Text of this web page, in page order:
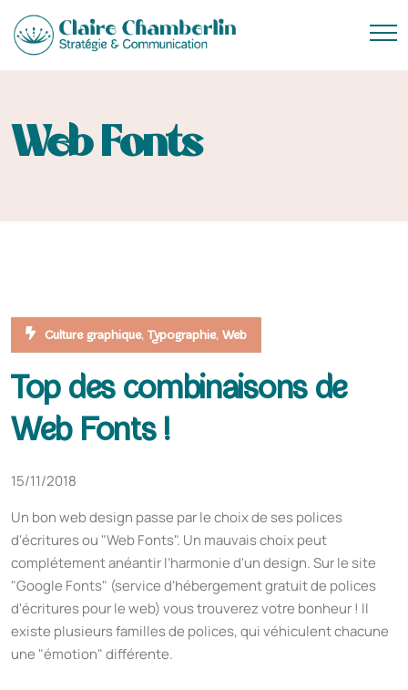
Web Fonts
Culture graphique, Typographie, Web
Top des combinaisons de
Web Fonts !
15/11/2018
Un bon web design passe par le choix de ses polices
d'écritures ou "Web Fonts". Un mauvais choix peut
complétement anéantir l’harmonie d'un design. Sur le site
"Google Fonts" (service d'hébergement gratuit de polices
d'écritures pour le web) vous trouverez votre bonheur ! Il
existe plusieurs familles de polices, qui véhiculent chacune
une "émotion" différente.